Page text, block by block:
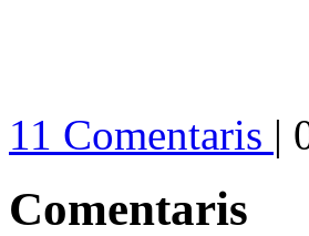
11 Comentaris |
Comentaris